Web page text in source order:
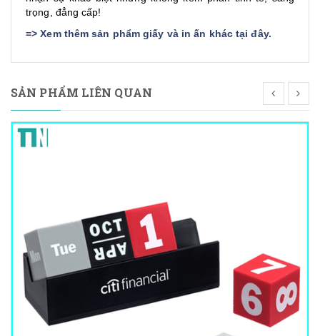
trọng, đẳng cấp!
=>Xem thêm sản phẩm giấy và in ấn khác tại đây.
SẢN PHẨM LIÊN QUAN